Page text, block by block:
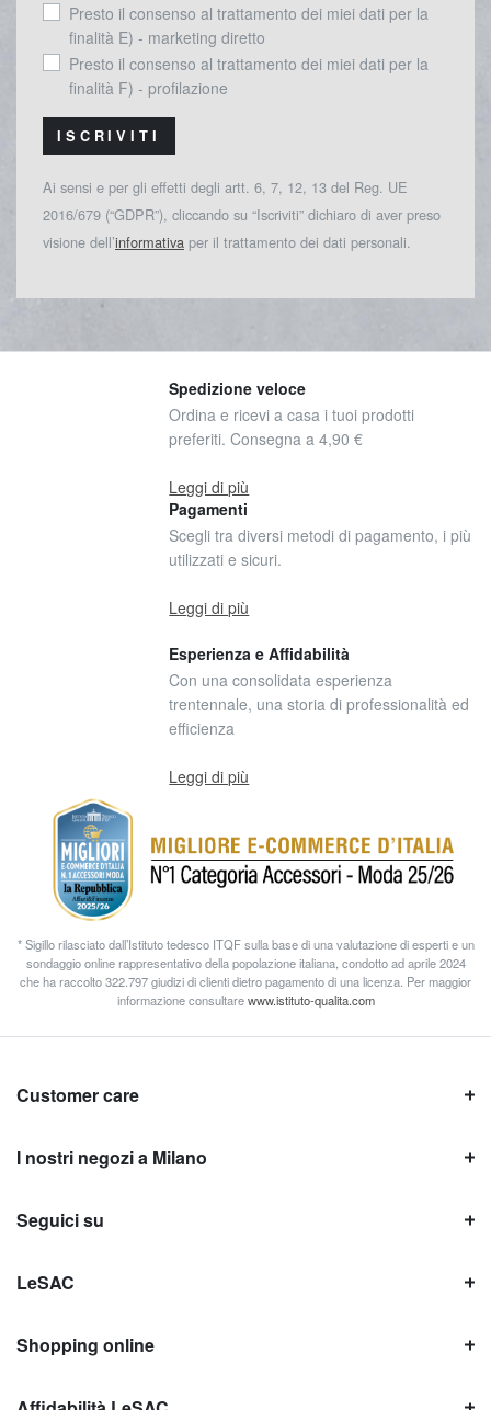
Presto il consenso al trattamento dei miei dati per la
finalità E) - marketing diretto
Presto il consenso al trattamento dei miei dati per la
finalità F) - profilazione
ISCRIVITI
Ai sensi e per gli effetti degli artt. 6, 7, 12, 13 del Reg. UE
2016/679 (“GDPR”), cliccando su “Iscriviti” dichiaro di aver preso
visione dell’informativa per il trattamento dei dati personali.
Spedizione veloce
Ordina e ricevi a casa i tuoi prodotti
preferiti. Consegna a 4,90 €
Leggi di più
Pagamenti
Scegli tra diversi metodi di pagamento, i più
utilizzati e sicuri.
Leggi di più
Esperienza e Affidabilità
Con una consolidata esperienza
trentennale, una storia di professionalità ed
efficienza
Leggi di più
* Sigillo rilasciato dall’Istituto tedesco ITQF sulla base di una valutazione di esperti e un
sondaggio online rappresentativo della popolazione italiana, condotto ad aprile 2024
che ha raccolto 322.797 giudizi di clienti dietro pagamento di una licenza. Per maggior
informazione consultarewww.istituto-qualita.com
Customer care
I nostri negozi a Milano
Seguici su
LeSAC
Shopping online